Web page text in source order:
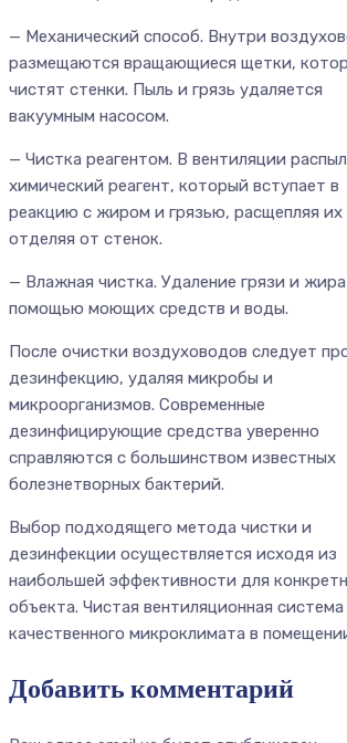
— Механический способ. Внутри
размещаются вращающиеся щетки,
чистят стенки. Пыль и грязь удаляется
вакуумным насосом.
— Чистка реагентом. В вентиляции
химический реагент, который вступает в
реакцию с жиром и грязью, расщепляя их
отделяя от стенок.
— Влажная чистка. Удаление грязи и
помощью моющих средств и воды.
После очистки воздуховодов следует
дезинфекцию, удаляя микробы и
микроорганизмов. Современные
дезинфицирующие средства уверенно
справляются с большинством известных
болезнетворных бактерий.
Выбор подходящего метода чистки и
дезинфекции осуществляется исходя из
наибольшей эффективности для
объекта. Чистая вентиляционная
качественного микроклимата в
Добавить комментарий